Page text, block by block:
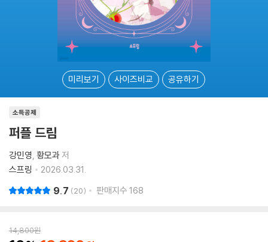
미리보기 사이즈비교 공유하기
소득공제
퍼플 드림
강민영 황모과저
스프링
2026.03.31.
9.7 20 판매지수 168
14,800원